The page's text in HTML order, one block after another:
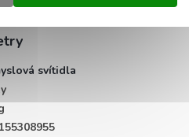
svítidla